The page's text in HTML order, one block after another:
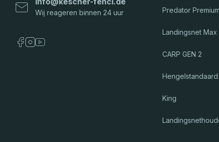
Predator
Landingsnet Max
CARP GEN 2
Hengelstandaard
King